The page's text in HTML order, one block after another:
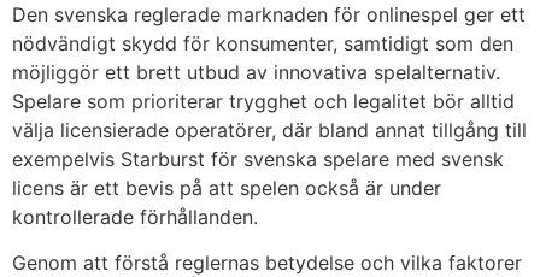
Den svenska reglerade marknaden för onlinespel ger ett
nödvändigt skydd för konsumenter, samtidigt som den
möjliggör ett brett utbud av innovativa spelalternativ.
Spelare som prioriterar trygghet och legalitet bör alltid
välja licensierade operatörer, där bland annat tillgång till
exempelvis Starburst för svenska spelare med svensk
licens är ett bevis på att spelen också är under
kontrollerade förhållanden.
Genom att förstå reglernas betydelse och vilka faktorer